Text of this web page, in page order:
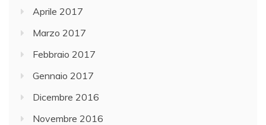
Aprile 2017
Marzo 2017
Febbraio 2017
Gennaio 2017
Dicembre 2016
Novembre 2016